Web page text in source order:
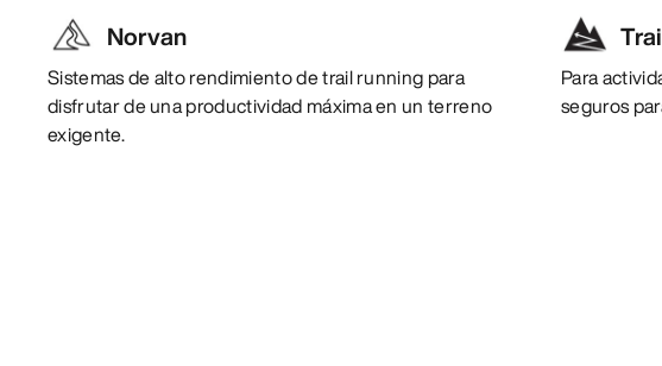
Norvan
Sistemas de alto rendimiento de trail running para
disfrutar de una productividad máxima en un terreno
exigente.
Para
seguros